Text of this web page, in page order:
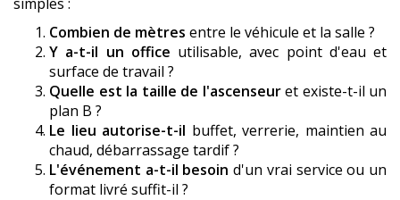
Combien de mètres entre le véhicule et la salle ?
Y a-t-il un office utilisable, avec point d'eau et
surface de travail ?
Quelle est la taille de l'ascenseuret existe-t-il un
plan B ?
Le lieu autorise-t-il buffet, verrerie, maintien au
chaud, débarrassage tardif ?
L'événement a-t-il besoin d'un vrai service ou un
format livré suffit-il ?